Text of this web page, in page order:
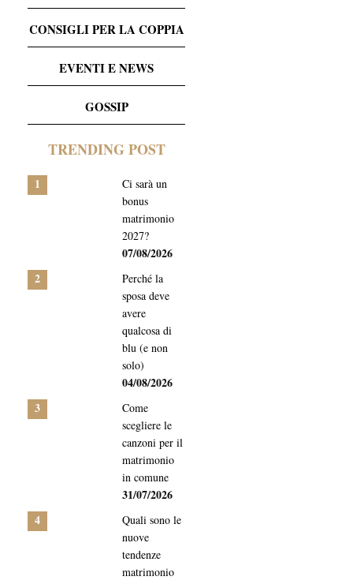
CONSIGLI PER LA COPPIA
EVENTI E NEWS
GOSSIP
TRENDING POST
Ci sarà un
bonus
matrimonio
2027?
07/08/2026
1
Perché la
sposa deve
avere
qualcosa di
blu (e non
solo)
04/08/2026
2
Come
scegliere le
canzoni per il
matrimonio
in comune
31/07/2026
3
Quali sono le
nuove
tendenze
matrimonio
4